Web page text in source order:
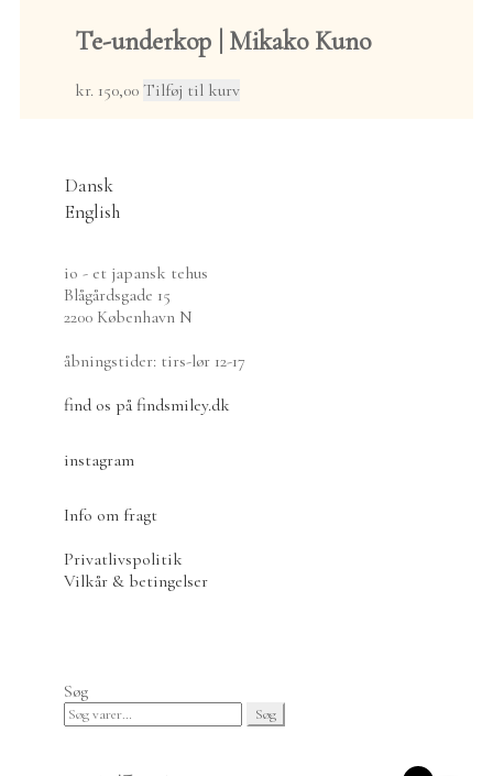
Made
Tekopper
Teskåle
Gavekort
Om io
Te-underkop | Mikako Kuno
kr.150,00 Tilføj til kurv
Dansk
English
io - et japansk tehus
Blågårdsgade 15
2200 København N
åbningstider: tirs-lør 12-17
find os på findsmiley.dk
instagram
Info om fragt
Privatlivspolitik
Vilkår & betingelser
Søg
Søg
efter:
Søg